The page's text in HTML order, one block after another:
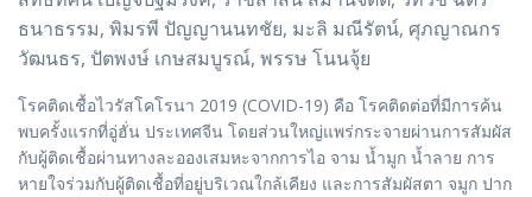
ธนาธรรม, พิมรพี ปัญญานนทชัย, มะลิ มณีรัตน์, ศุภญาณกร
วัฒนธร, ปัตพงษ์ เกษสมบูรณ์, พรรษ โนนจุ้ย
โรคติดเชื้อไวรัสโคโรนา 2019 (COVID-19) คือ โรคติดต่อที่มีการค้น
พบครั้งแรกที่อู่ฮั่น ประเทศจีน โดยส่วนใหญ่แพร่กระจายผ่านการสัมผัส
กับผู้ติดเชื้อผ่านทางละอองเสมหะจากการไอ จาม น้ำมูก น้ำลาย การ
หายใจร่วมกับผู้ติดเชื้อที่อยู่บริเวณใกล้เคียง และการสัมผัสตา จมูก ปาก